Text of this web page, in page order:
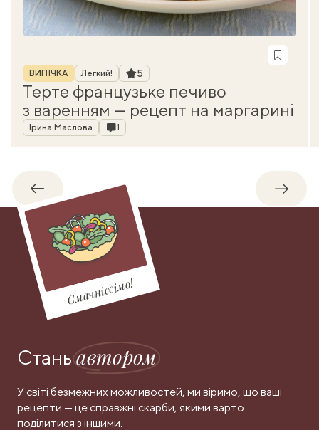
Рубрика
ВИПІЧКА Легкий! Рейтинг
5
Терте французьке печиво
з варенням — рецепт на маргарині
Автор
Ірина Маслова Коментарі
1
Назад
Смачніссімо!
Станьавтором
У світі безмежних можливостей, ми віримо, що ваші
рецепти — це справжні скарби, якими варто
поділитися з іншими.